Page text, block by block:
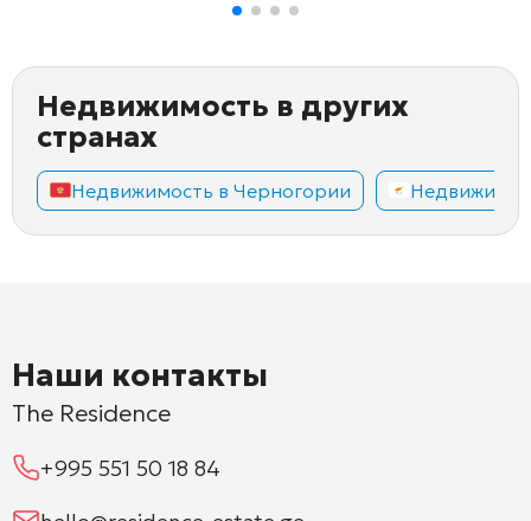
Недвижимость в других
странах
Недвижимость в Черногории
Наши контакты
The Residence
+995 551 50 18 84